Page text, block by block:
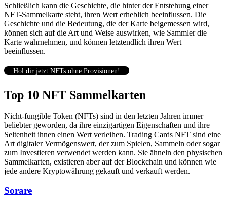
Schließlich kann die Geschichte, die hinter der Entstehung einer
NFT-Sammelkarte steht, ihren Wert erheblich beeinflussen. Die
Geschichte und die Bedeutung, die der Karte beigemessen wird,
können sich auf die Art und Weise auswirken, wie Sammler die
Karte wahrnehmen, und können letztendlich ihren Wert
beeinflussen.
Hol dir jetzt NFTs ohne Provisionen!
Top 10 NFT Sammelkarten
Nicht-fungible Token (NFTs) sind in den letzten Jahren immer
beliebter geworden, da ihre einzigartigen Eigenschaften und ihre
Seltenheit ihnen einen Wert verleihen. Trading Cards NFT sind eine
Art digitaler Vermögenswert, der zum Spielen, Sammeln oder sogar
zum Investieren verwendet werden kann. Sie ähneln den physischen
Sammelkarten, existieren aber auf der Blockchain und können wie
jede andere Kryptowährung gekauft und verkauft werden.
Sorare